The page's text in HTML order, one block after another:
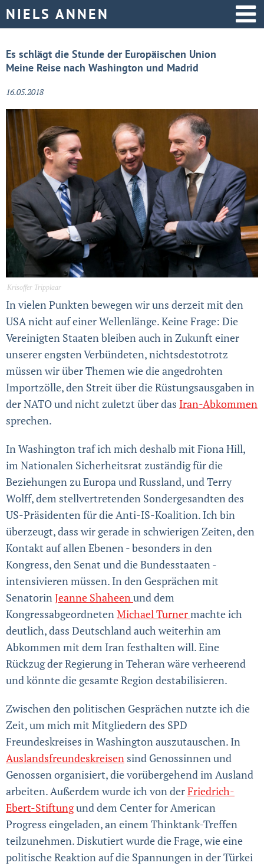
Aktive Politik
Es schlägt die Stunde der Europäischen Union
Meine Reise nach Washington und Madrid
16.05.2018
Krisoffer Tripplaar
In vielen Punkten bewegen wir uns derzeit mit den
USA nicht auf einer Wellenlänge. Keine Frage: Die
Vereinigten Staaten bleiben auch in Zukunft einer
unserer engsten Verbündeten, nichtsdestotrotz
müssen wir über Themen wie die angedrohten
Importzölle, den Streit über die Rüstungsausgaben in
der NATO und nicht zuletzt über das Iran-Abkommen
sprechen.
In Washington traf ich mich deshalb mit Fiona Hill,
im Nationalen Sicherheitsrat zuständig für die
Beziehungen zu Europa und Russland, und Terry
Wolff, dem stellvertretenden Sondergesandten des
US-Präsidenten für die Anti-IS-Koalition. Ich bin
überzeugt, dass wir gerade in schwierigen Zeiten, den
Kontakt auf allen Ebenen - besonders in den
Kongress, den Senat und die Bundesstaaten -
intensivieren müssen. In den Gesprächen mit
SenatorinJeanne Shaheenund dem
KongressabgeordnetenMichael Turnermachte ich
deutlich, dass Deutschland auch weiterhin am
Abkommen mit dem Iran festhalten will. Eine
Rückzug der Regierung in Teheran wäre verheerend
und könnte die gesamte Region destabilisieren.
Zwischen den politischen Gesprächen nutzte ich die
Zeit, um mich mit Mitgliedern des SPD
Freundeskreises in Washington auszutauschen. In
Auslandsfreundeskreisen sind Genossinnen und
Genossen organisiert, die vorübergehend im Ausland
arbeiten. Außerdem wurde ich von derFriedrich-
Ebert-Stiftungund dem Center for American
Progress eingeladen, an einem Thinktank-Treffen
teilzunehmen. Diskutiert wurde die Frage, wie eine
politische Reaktion auf die Spannungen in der Türkei